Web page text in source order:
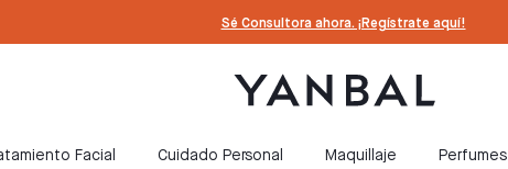
Sé Consultora ahora. ¡Regístrate aquí!
Facial Cuidado Personal Maquillaje Perfumes